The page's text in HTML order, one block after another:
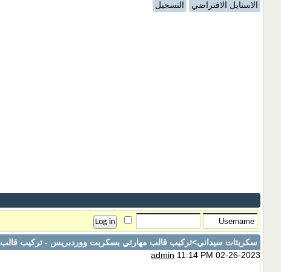
الاستايل الافتراضي
التسجيل
سكربتات سيداني>تركيب قالب مهارتي بسكربت ووردبريس - تركيب قالب Mharty
admin 11:14 PM 02-26-2023